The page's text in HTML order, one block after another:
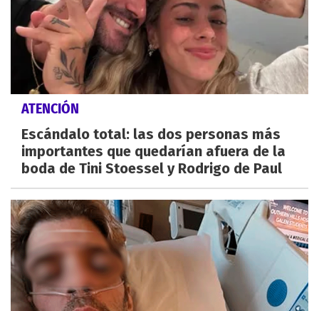
ATENCIÓN
Escándalo total: las dos personas más
importantes que quedarían afuera de la
boda de Tini Stoessel y Rodrigo de Paul